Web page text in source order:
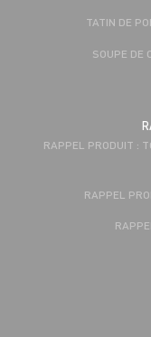
TATIN DE
SOUPE DE
RAPPEL PRODUIT :
RAPPEL